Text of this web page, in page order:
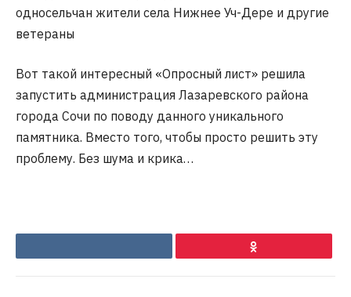
односельчан жители села Нижнее Уч-Дере и другие
ветераны
Вот такой интересный «Опросный лист» решила
запустить администрация Лазаревского района
города Сочи по поводу данного уникального
памятника. Вместо того, чтобы просто решить эту
проблему. Без шума и крика…
Ok